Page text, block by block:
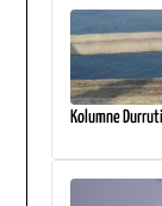
Kolumne Durruti